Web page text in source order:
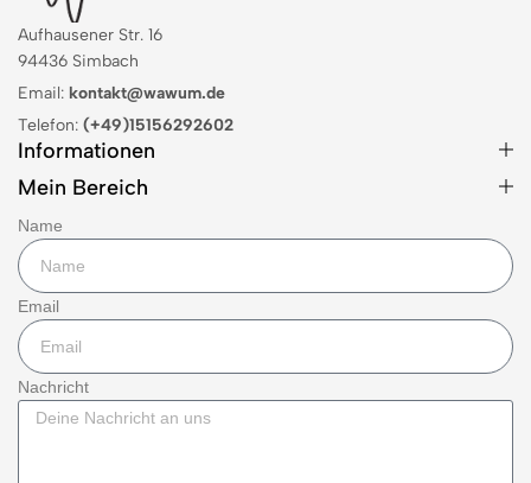
Aufhausener Str. 16
94436 Simbach
Email: kontakt@wawum.de
Telefon: (+49)15156292602
Informationen
Mein Bereich
Name
Email
Nachricht